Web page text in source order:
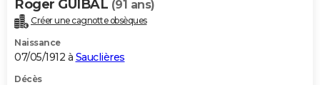
Roger GUIBAL (91 ans)
Créer une cagnotte obsèques
Naissance
07/05/1912 à Sauclières
Décès